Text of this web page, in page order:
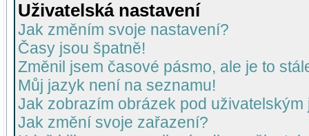
Uživatelská nastavení
Jak změním svoje nastavení?
Časy jsou špatně!
Změnil jsem časové pásmo, ale je to
Můj jazyk není na seznamu!
Jak zobrazím obrázek pod uživatelským
Jak změní svoje zařazení?